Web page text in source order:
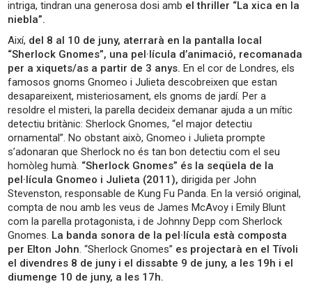
intriga, tindran una generosa dosi amb el thriller “La xica en la
niebla”.
Així, del 8 al 10 de juny, aterrarà en la pantalla local
“Sherlock Gnomes”, una pel·lícula d’animació, recomanada
per a xiquets/as a partir de 3 anys. En el cor de Londres, els
famosos gnoms Gnomeo i Julieta descobreixen que estan
desapareixent, misteriosament, els gnoms de jardí. Per a
resoldre el misteri, la parella decideix demanar ajuda a un mític
detectiu britànic: Sherlock Gnomes, “el major detectiu
ornamental”. No obstant això, Gnomeo i Julieta prompte
s’adonaran que Sherlock no és tan bon detectiu com el seu
homòleg humà. “Sherlock Gnomes” és la seqüela de la
pel·lícula Gnomeo i Julieta (2011), dirigida per John
Stevenston, responsable de Kung Fu Panda. En la versió original,
compta de nou amb les veus de James McAvoy i Emily Blunt
com la parella protagonista, i de Johnny Depp com Sherlock
Gnomes. La banda sonora de la pel·lícula està composta
per Elton John. “Sherlock Gnomes” es projectarà en el Tívoli
el divendres 8 de juny i el dissabte 9 de juny, a les 19h i el
diumenge 10 de juny, a les 17h.